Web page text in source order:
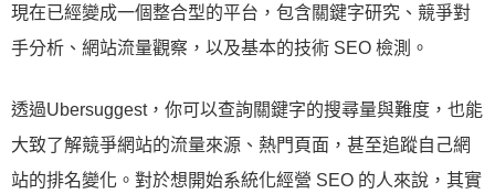
現在已經變成一個整合型的平台，包含關鍵字研究、競爭對
手分析、網站流量觀察，以及基本的技術 SEO 檢測。
透過Ubersuggest，你可以查詢關鍵字的搜尋量與難度，也能
大致了解競爭網站的流量來源、熱門頁面，甚至追蹤自己網
站的排名變化。對於想開始系統化經營 SEO 的人來說，其實